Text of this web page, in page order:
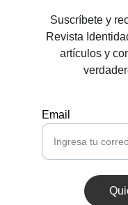
Email
Suscríbete y
Revista
artículos y